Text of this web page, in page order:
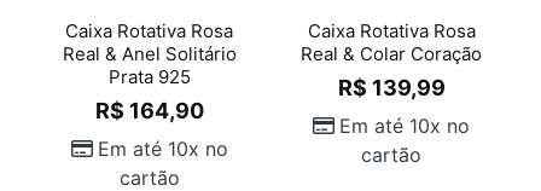
Caixa Rotativa Rosa
Real & Anel Solitário
Prata 925
R$ 164,90
Em até 10x no
cartão
Caixa Rotativa Rosa
Real & Colar Coração
R$ 139,99
Em até 10x no
cartão